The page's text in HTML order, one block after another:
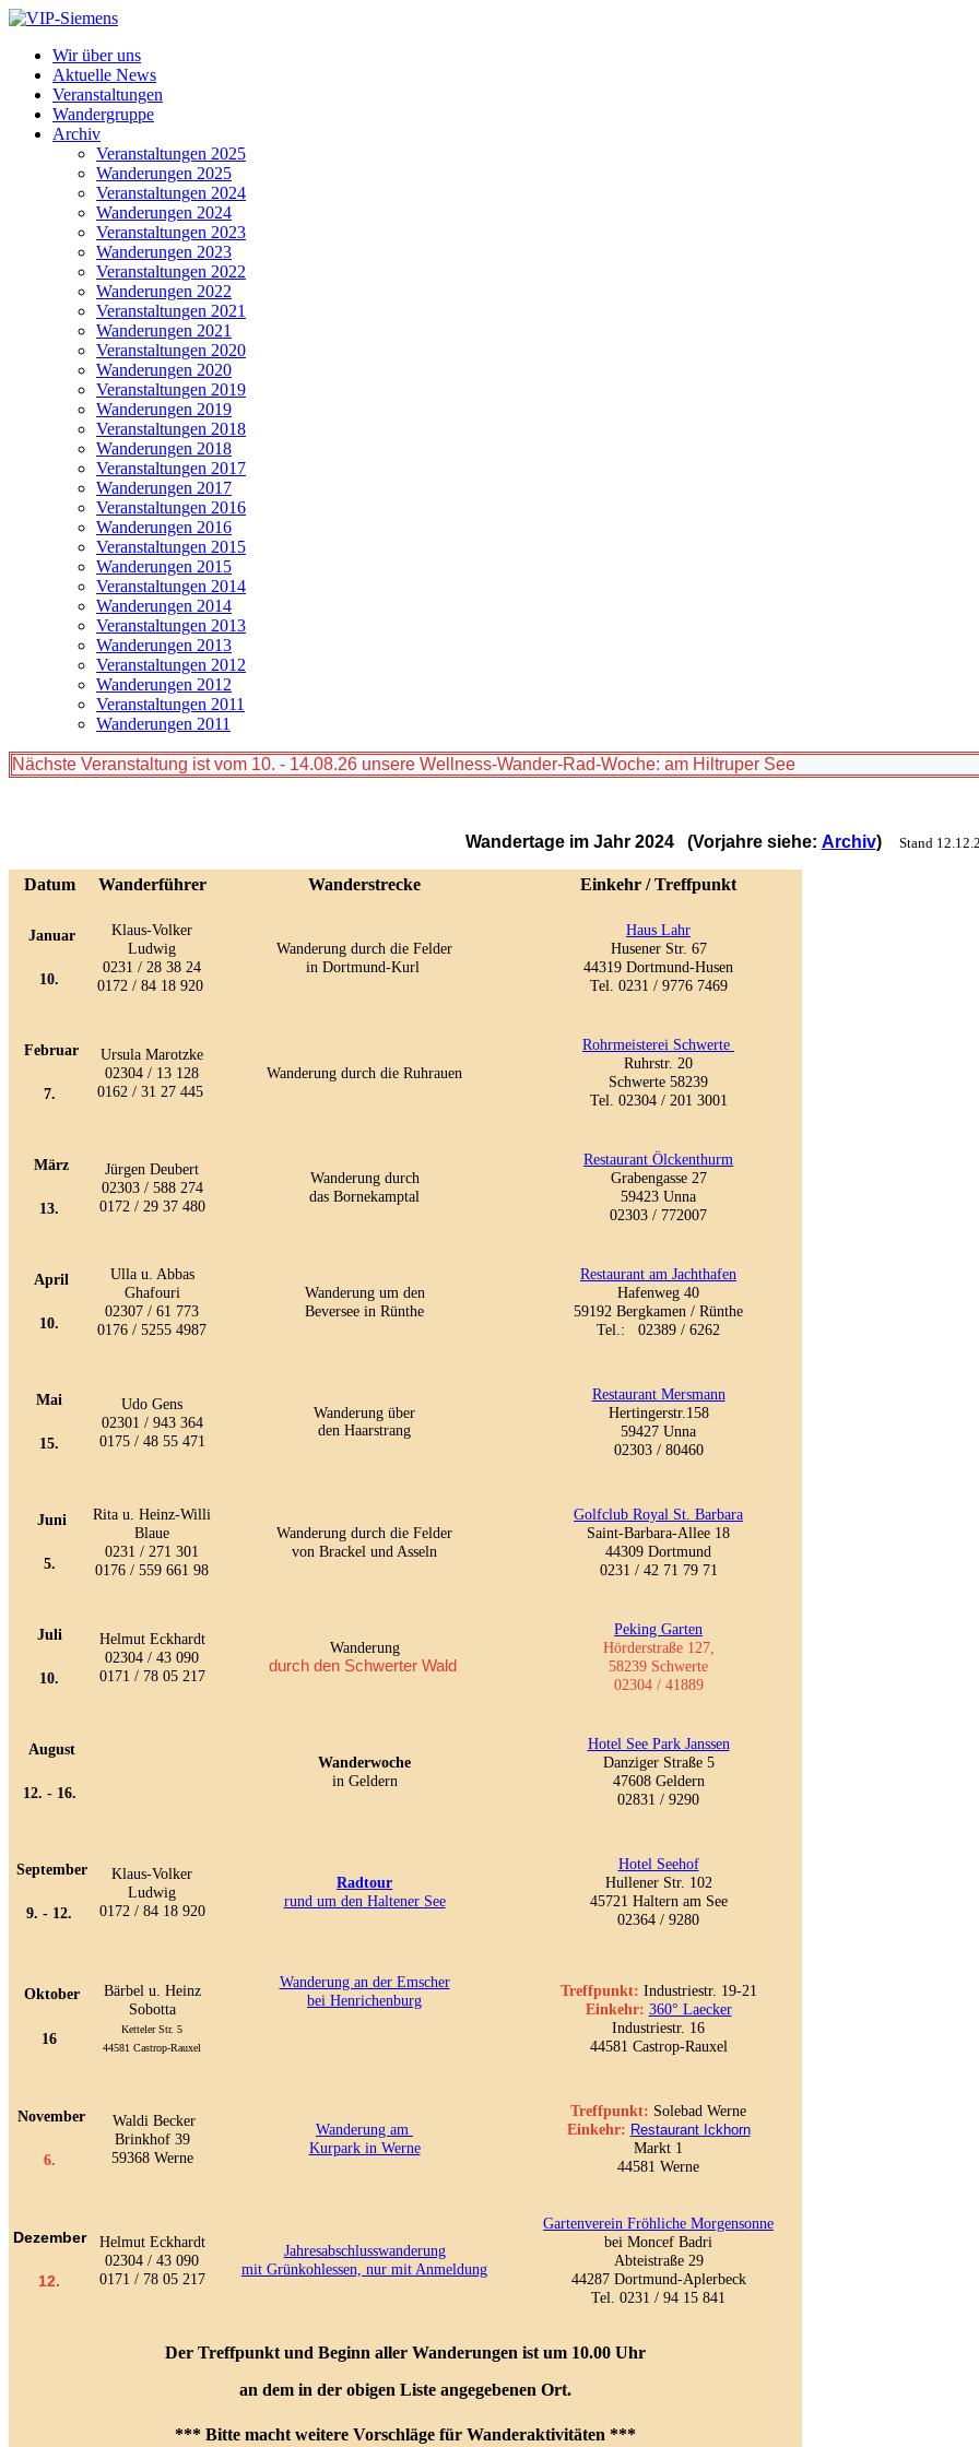
Wir über uns
Aktuelle News
Veranstaltungen
Wandergruppe
Archiv
Veranstaltungen 2025
Wanderungen 2025
Veranstaltungen 2024
Wanderungen 2024
Veranstaltungen 2023
Wanderungen 2023
Veranstaltungen 2022
Wanderungen 2022
Veranstaltungen 2021
Wanderungen 2021
Veranstaltungen 2020
Wanderungen 2020
Veranstaltungen 2019
Wanderungen 2019
Veranstaltungen 2018
Wanderungen 2018
Veranstaltungen 2017
Wanderungen 2017
Veranstaltungen 2016
Wanderungen 2016
Veranstaltungen 2015
Wanderungen 2015
Veranstaltungen 2014
Wanderungen 2014
Veranstaltungen 2013
Wanderungen 2013
Veranstaltungen 2012
Wanderungen 2012
Veranstaltungen 2011
Wanderungen 2011
Nächste Veranstaltung ist vom 10. - 14.08.26 unsere Wellness-Wander-Rad-Woche: am Hiltruper See
Wandertage im Jahr 2024(Vorjahre siehe: Archiv) Stand
Datum Wanderführer Wanderstrecke Einkehr / Treffpunkt
Januar
10.
Klaus-Volker
Ludwig
0231 / 28 38 24
0172 / 84 18 920
Wanderung durch die Felder
in Dortmund-Kurl
Haus Lahr
Husener Str. 67
44319 Dortmund-Husen
Tel. 0231 / 9776 7469
Februar
7.
Ursula Marotzke
02304 / 13 128
0162 / 31 27 445
Wanderung durch die Ruhrauen
Rohrmeisterei Schwerte
Ruhrstr. 20
58239 Schwerte
Tel. 02304 / 201 3001
März
13.
Jürgen Deubert
02303 / 588 274
0172 / 29 37 480
Wanderung durch
das Bornekamptal
Restaurant Ölckenthurm
Grabengasse 27
59423 Unna
02303 / 772007
April
10.
Ulla u. Abbas
Ghafouri
02307 / 61 773
0176 / 5255 4987
Wanderung um den
Beversee in Rünthe
Restaurant am Jachthafen
Hafenweg 40
59192 Bergkamen / Rünthe
Tel.: 02389 / 6262
Mai
15.
Udo Gens
02301 / 943 364
0175 / 48 55 471
Wanderung über
den Haarstrang
Restaurant Mersmann
Hertingerstr.158
59427 Unna
02303 / 80460
Juni
5.
Rita u. Heinz-Willi
Blaue
0231 / 271 301
0176 / 559 661 98
Wanderung durch die Felder
von Brackel und Asseln
Golfclub Royal St. Barbara
Saint-Barbara-Allee 18
44309 Dortmund
0231 / 42 71 79 71
Juli
10.
Helmut Eckhardt
02304 / 43 090
0171 / 78 05 217
Wanderung
durch den Schwerter Wald
Peking Garten
Hörderstraße 127,
58239 Schwerte
02304 / 41889
August
12. - 16.
Wanderwoche
in Geldern
Hotel See Park Janssen
Danziger Straße 5
47608 Geldern
02831 / 9290
September
9. - 12.
Klaus-Volker
Ludwig
0172 / 84 18 920
Radtour
rund um den Haltener See
Hotel Seehof
Hullener Str. 102
45721 Haltern am See
02364 / 9280
Oktober
16
Bärbel u. Heinz
Sobotta
Ketteler Str. 5
44581 Castrop-Rauxel
Wanderung an der Emscher
bei Henrichenburg
Treffpunkt: Industriestr. 19-21
Einkehr: 360° Laecker
Industriestr. 16
44581 Castrop-Rauxel
November
6.
Waldi Becker
Brinkhof 39
59368 Werne
Wanderung am
Kurpark in Werne
Treffpunkt: Solebad Werne
Einkehr: Restaurant Ic khorn
Markt 1
44581 Werne
Dezember
12.
Helmut Eckhardt
02304 / 43 090
0171 / 78 05 217
Jahresabschlusswanderung
mit Grünkohlessen, nur mit Anmeldung
Gartenverein Fröhliche Morgensonne
bei Moncef Badri
Abteistraße 29
44287 Dortmund-Aplerbeck
Tel. 0231 / 94 15 841
Der Treffpunkt und Beginn aller Wanderungen ist um 10.00 Uhr
an dem in der obigen Liste angegebenen Ort.
*** Bitte macht weitere Vorschläge für Wanderaktivitäten ***